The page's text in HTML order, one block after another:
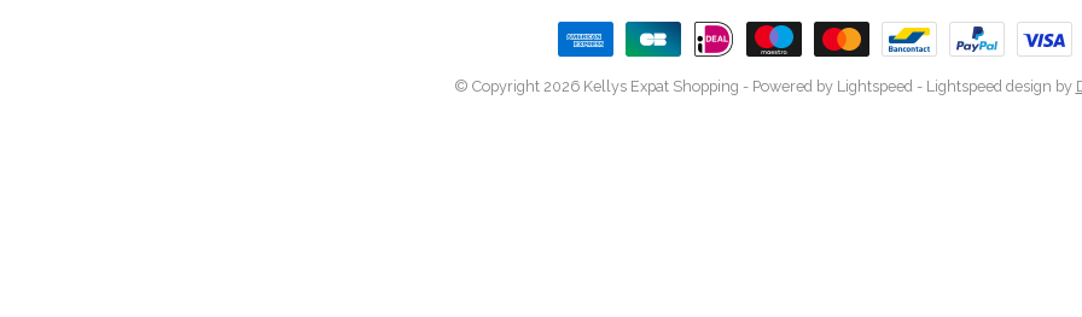
© Copyright 2026 Kellys Expat Shopping - Powered by Lightspeed - Lightspeed design by